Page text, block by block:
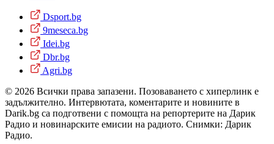
Dsport.bg
9meseca.bg
Idei.bg
Dbr.bg
Agri.bg
© 2026 Всички права запазени. Позоваването с хиперлинк е
задължително. Интервютата, коментарите и новините в
Darik.bg са подготвени с помощта на репортерите на Дарик
Радио и новинарските емисии на радиото. Снимки: Дарик
Радио.